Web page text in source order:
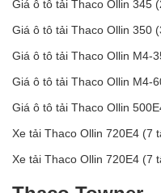
Giá ô tô tải Thaco Ollin 345
Giá ô tô tải Thaco Ollin 350
Giá ô tô tải Thaco Ollin M4-
Giá ô tô tải Thaco Ollin M4-
Giá ô tô tải Thaco Ollin
Xe tải Thaco Ollin 720E4 (7
Xe tải Thaco Ollin 720E4 (7